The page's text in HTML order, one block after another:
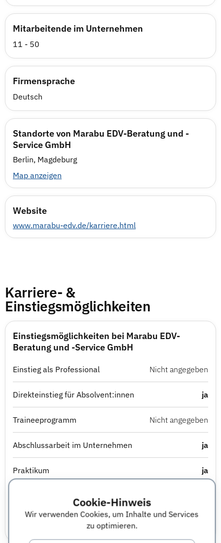
Cookie-Hinweis
Wir verwenden Cookies, um Inhalte und Services
zu optimieren.
Mitarbeitende im Unternehmen
11 - 50
Firmensprache
Deutsch
Standorte von Marabu EDV-Beratung und -
Service GmbH
Berlin, Magdeburg
Map anzeigen
Website
www.marabu-edv.de/karriere.html
Karriere- &
Einstiegsmöglichkeiten
Einstiegsmöglichkeiten bei Marabu EDV-
Beratung und -Service GmbH
Einstieg als Professional Nicht angegeben
Direkteinstieg für Absolvent:innen ja
Traineeprogramm Nicht angegeben
Abschlussarbeit im Unternehmen ja
Praktikum ja